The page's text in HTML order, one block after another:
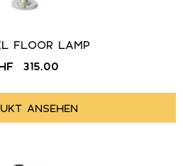
FLOOR LAMP
315.00
ANSEHEN